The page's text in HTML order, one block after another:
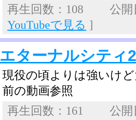
再生回数：108 公
YouTubeで見る ]
エターナルシテ
現役の頃よりは強いけ
前の動画参照
再生回数：161 公